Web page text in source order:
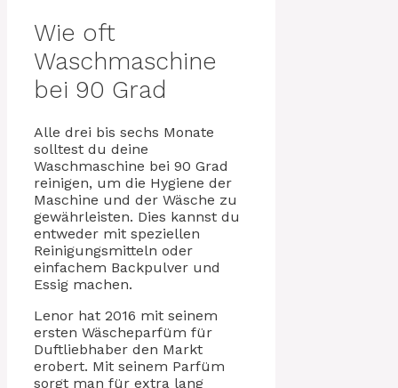
Wie oft
Waschmaschine
bei 90 Grad
Alle drei bis sechs Monate
solltest du deine
Waschmaschine bei 90 Grad
reinigen, um die Hygiene der
Maschine und der Wäsche zu
gewährleisten. Dies kannst du
entweder mit speziellen
Reinigungsmitteln oder
einfachem Backpulver und
Essig machen.
Lenor hat 2016 mit seinem
ersten Wäscheparfüm für
Duftliebhaber den Markt
erobert. Mit seinem Parfüm
sorgt man für extra lang